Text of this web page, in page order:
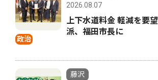
政治
2026.08.07
上下水道料金 軽減を要
派、福田市長に
藤沢